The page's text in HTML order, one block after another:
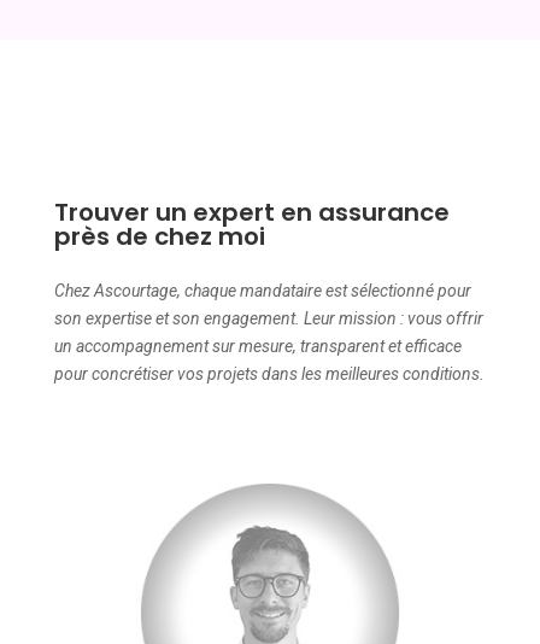
Trouver un expert en assurance
près de chez moi
Chez Ascourtage, chaque mandataire est sélectionné pour
son expertise et son engagement. Leur mission : vous offrir
un accompagnement sur mesure, transparent et efficace
pour concrétiser vos projets dans les meilleures conditions.